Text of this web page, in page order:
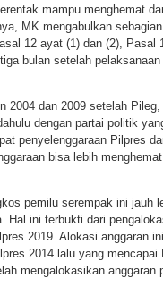
mampu menghemat
MK mengabulkan
12 ayat (1) dan (2), Pasal
bulan setelah
2004 dan 2009 setelah
dengan partai politik
penyelenggaraan Pilpres
bisa lebih
pemilu serempak ini jauh
Hal ini terbukti dari
2019. Alokasi anggaran
2014 lalu yang mencapai
mengalokasikan anggaran